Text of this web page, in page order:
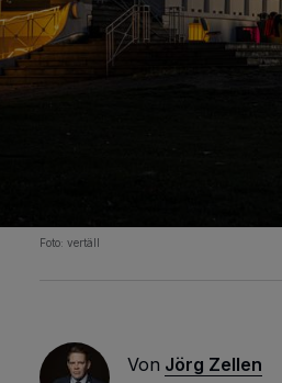
Foto: vertäll
Von Jörg Zellen